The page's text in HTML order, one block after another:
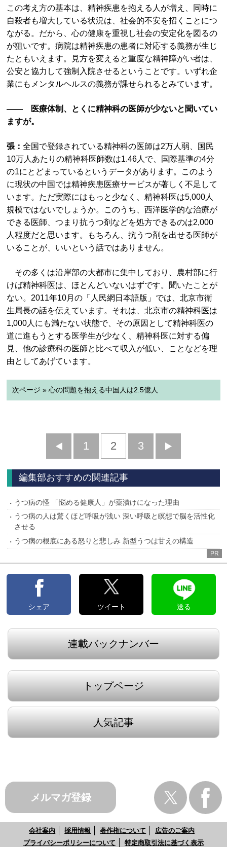
この考え方の基本は、精神疾患を抱える人が増え、同時に
自殺者も増大している状況は、社会的不安を招くことにつ
ながる。だから、心の健康を重視し社会の安定化を図るの
が狙いです。病院は精神疾患の患者に対応する義務が生じ
たともいえます。見方を変えると重度な精神障がい者は、
公安と協力して強制入院させるということです。いずれ企
業にもメンタルヘルスの義務が課せられるとみています。
―― 医療体制、とくに精神科の医師が少ないと聞いてい
ますが。
張：全国で登録されている精神科の医師は2万人弱、国民
10万人あたりの精神科医師数は1.46人で、国際基準の4分
の1にとどまっているというデータがあります。このよう
に現状の中国では精神疾患医療サービスが著しく不足して
います。ただ実際にはもっと少なく、精神科医は5,000人
規模ではないでしょうか。このうち、西洋医学的な治療が
できる医師、つまり抗うつ剤などを処方できるのは2,000
人程度だと思います。もちろん、抗うつ剤を出せる医師が
いることが、いいという話ではありません。
その多くは沿岸部の大都市に集中しており、農村部に行
けば精神科医は、ほとんどいないはずです。聞いたことが
ない。2011年10月の「人民網日本語版」では、北京市衛
生局長の話を伝えています。それは、北京市の精神科医は
1,000人にも満たない状態で、その原因として精神科医の
道に進もうとする医学生が少なく、精神科医に対する偏
見、他の診療科の医師と比べて収入が低い、ことなどを理
由としてあげています。
次ページ » 心の問題を抱える中国人は2.5億人
前
へ
1 2 3
へ
編集部おすすめの関連記事
うつ病の怪 「悩める健康人」が薬漬けになった理由
うつ病の人は驚くほど呼吸が浅い 深い呼吸と瞑想で脳を活性化
させる
うつ病の根底にある怒りと悲しみ 新型うつは甘えの構造
PR
シェア ツイート 送る
連載バックナンバー
トップページ
人気記事
メルマガ登録
会社案内 採用情報 著作権について
広告のご案内
プライバシーポリシーについて
特定商取引法に基づく表示